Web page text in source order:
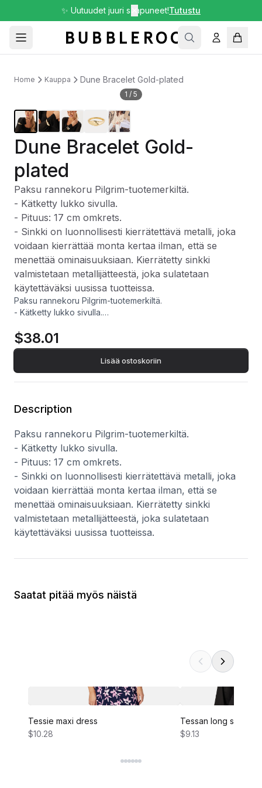
✨ Uutuudet juuri saapuneet!Tutustu
Home Kauppa Dune Bracelet Gold-plated
1 / 5
Dune Bracelet Gold-
plated
Paksu rannekoru Pilgrim-tuotemerkiltä.
- Kätketty lukko sivulla.
- Pituus: 17 cm omkrets.
- Sinkki on luonnollisesti kierrätettävä metalli, joka
voidaan kierrättää monta kertaa ilman, että se
menettää ominaisuuksiaan. Kierrätetty sinkki
valmistetaan metallijätteestä, joka sulatetaan
käytettäväksi uusissa tuotteissa.
Paksu rannekoru Pilgrim-tuotemerkiltä.
- Kätketty lukko sivulla.
- Sinkki on luonnollisesti kierrätettävä metalli, joka voidaan
kierrättää monta kertaa ilman, että se menettää
ominaisuuksiaan. Kierrätetty sinkki valmistetaan
metallijätteestä, joka sulatetaan käytettäväksi uusissa
tuotteissa.
$38.01
Lisää ostoskoriin
Description
Paksu rannekoru Pilgrim-tuotemerkiltä.
- Kätketty lukko sivulla.
- Pituus: 17 cm omkrets.
- Sinkki on luonnollisesti kierrätettävä metalli, joka
voidaan kierrättää monta kertaa ilman, että se
menettää ominaisuuksiaan. Kierrätetty sinkki
valmistetaan metallijätteestä, joka sulatetaan
käytettäväksi uusissa tuotteissa.
Saatat pitää myös näistä
Tessie maxi dress
$10.28
Tessan long sleeve
$9.13